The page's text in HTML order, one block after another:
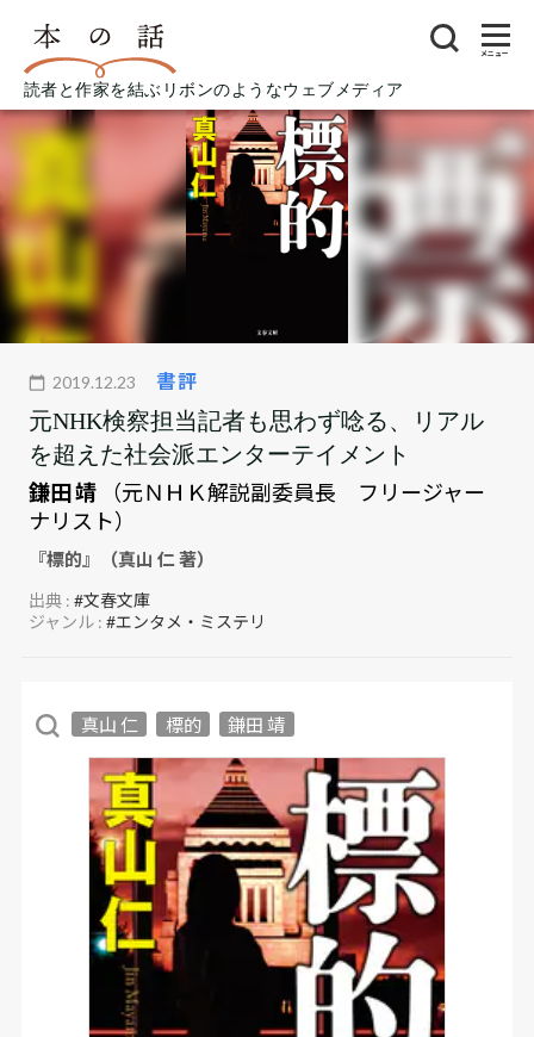
読者と作家を結ぶリボンのようなウェブメディア
メニュー
2019.12.23 書評
元NHK検察担当記者も思わず唸る、リアル
を超えた社会派エンターテイメント
鎌田 靖
（元ＮＨＫ解説副委員長 フリージャー
ナリスト）
『標的』（真山 仁 著）
出典 :#文春文庫
ジャンル :#エンタメ・ミステリ
真山 仁 標的 鎌田 靖